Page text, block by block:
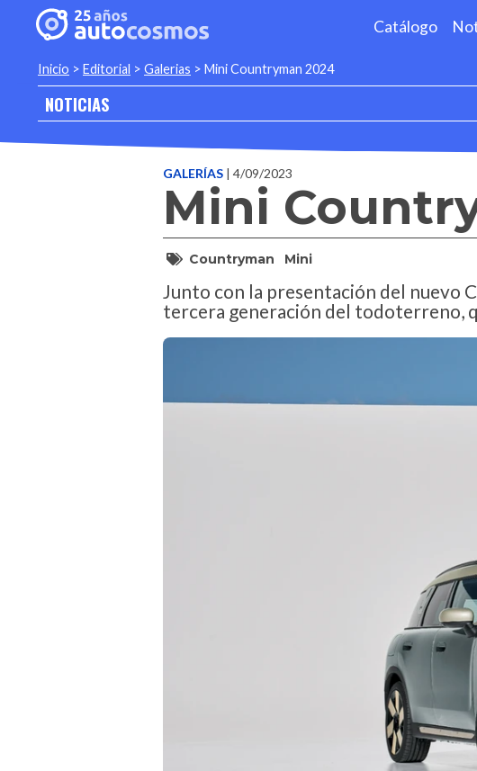
Catálogo
Inicio > Editorial > Galerias > Mini Countryman 2024
NOTICIAS
GALERÍAS | 4/09/2023
Mini
Countryman Mini
Junto con la presentación del nuevo
tercera generación del todoterreno,